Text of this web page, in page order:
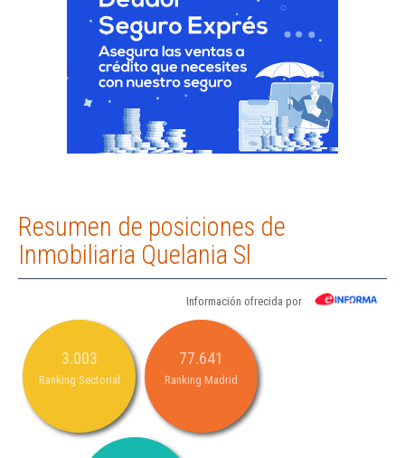
Resumen de posiciones de
Inmobiliaria Quelania Sl
Información ofrecida por
3.003
Ranking Sectorial
77.641
Ranking Madrid